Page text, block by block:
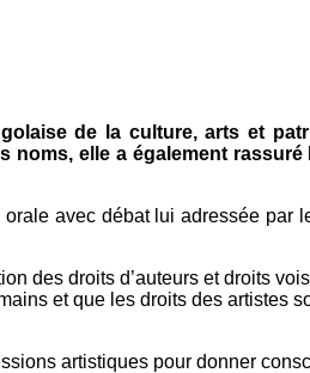
de la culture, arts et
elle a également
avec débat lui adressée par
des droits d’auteurs et droits
et que les droits des artistes
artistiques pour donner